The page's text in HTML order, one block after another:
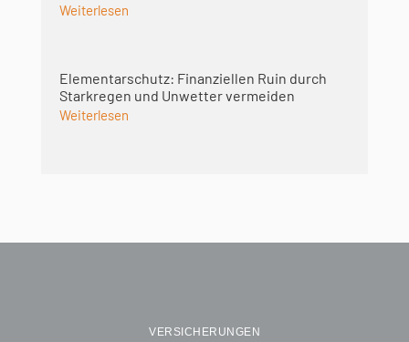
Weiterlesen
Elementarschutz: Finanziellen Ruin durch
Starkregen und Unwetter vermeiden
Weiterlesen
VERSICHERUNGEN